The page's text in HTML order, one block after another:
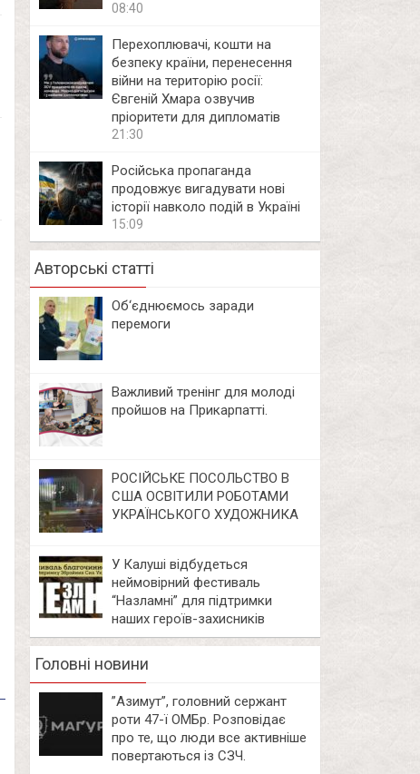
08:40
Перехоплювачі, кошти на
безпеку країни, перенесення
війни на територію росії:
Євгеній Хмара озвучив
пріоритети для дипломатів
21:30
Російська пропаганда
продовжує вигадувати нові
історії навколо подій в Україні
15:09
Авторські статті
Об‘єднюємось заради
перемоги
Важливий тренінг для молоді
пройшов на Прикарпатті.
РОСІЙСЬКЕ ПОСОЛЬСТВО В
США ОСВІТИЛИ РОБОТАМИ
УКРАЇНСЬКОГО ХУДОЖНИКА
У Калуші відбудеться
неймовірний фестиваль
“Назламні” для підтримки
наших героїв-захисників
Головні новини
⁨”Азимут”, головний сержант
роти 47-ї ОМБр. Розповідає
про те, що люди все активніше
повертаються із СЗЧ.